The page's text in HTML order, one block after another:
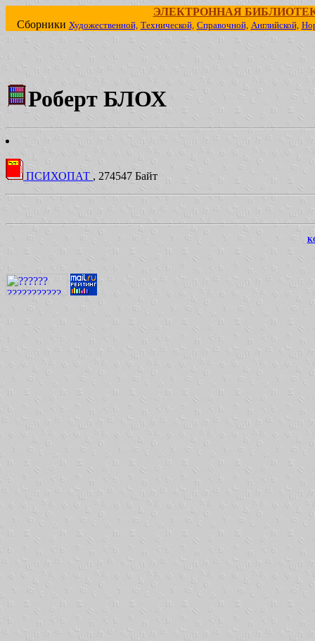
ЭЛЕКТРОННАЯ
Сборники Художественной, Технической, Справочной, Английской,
Роберт БЛОХ
ПСИХОПАТ , 274547 Байт